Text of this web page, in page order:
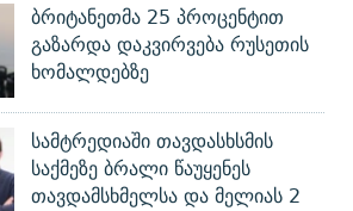
ბრიტანეთმა 25 პროცენტით
გაზარდა დაკვირვება რუსეთის
ხომალდებზე
სამტრედიაში თავდასხსმის
საქმეზე ბრალი წაუყენეს
თავდამსხმელსა და მელიას 2